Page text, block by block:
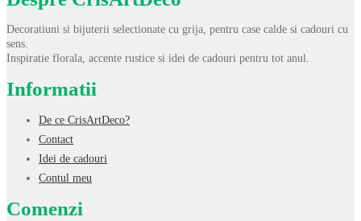
Decoratiuni si bijuterii selectionate cu grija, pentru case calde si cadouri cu
sens.
Inspiratie florala, accente rustice si idei de cadouri pentru tot anul.
Informatii
De ce CrisArtDeco?
Contact
Idei de cadouri
Contul meu
Comenzi